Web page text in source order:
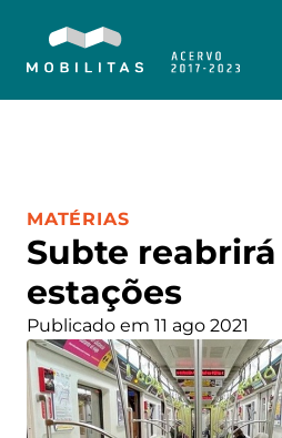
Subte
estações
CATEGORIA:
MATÉRIAS
Publicado em 11 ago 2021